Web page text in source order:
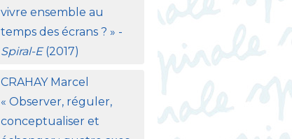
vivre ensemble au
temps des écrans ? » -
Spiral-E(2017)
CRAHAYMarcel
« Observer, réguler,
conceptualiser et